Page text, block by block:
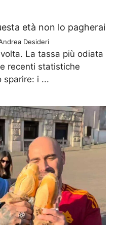
età non lo pagherai
Desideri
La tassa più odiata
recenti statistiche
sparire: i ...